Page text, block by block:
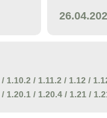
/ 1.10.2 / 1.11.2 / 1.12 /
/ 1.20.1 / 1.20.4 / 1.21 /